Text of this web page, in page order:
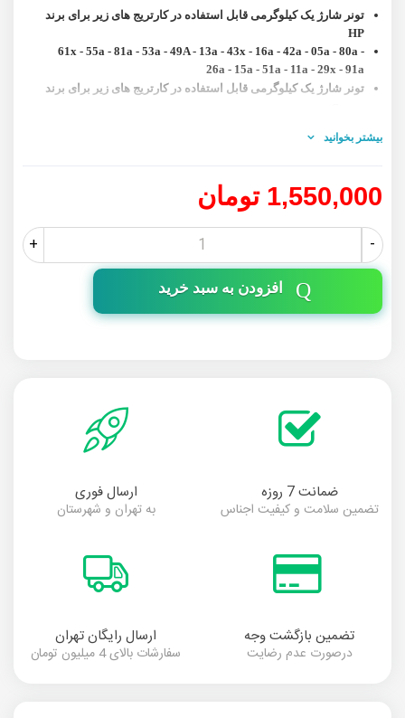
تونر شارژ یک کیلوگرمی قابل استفاده در کارتریج های زیر برای برند
HP
61x - 55a - 81a - 53a - 49A - 13a - 43x - 16a - 42a - 05a - 80a -
26a - 15a - 51a - 11a - 29x - 91a
تونر شارژ یک کیلوگرمی قابل استفاده در کارتریج های زیر برای برند
این تونر دارای کیفیت بسیار مناسب و ضایعات پایین میباشد
بیشتر بخوانید
1,550,000 تومان
-
+
افزودن به سبد خرید
ضمانت 7 روزه
تضمین سلامت و کیفیت اجناس
ارسال فوری
به تهران و شهرستان
تضمین بازگشت وجه
درصورت عدم رضایت
ارسال رایگان تهران
سفارشات بالای 4 میلیون تومان